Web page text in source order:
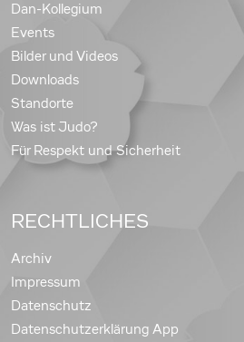
Dan-Kollegium
Events
Bilder und Videos
Downloads
Standorte
Was ist Judo?
Für Respekt und Sicherheit
RECHTLICHES
Archiv
Impressum
Datenschutz
Datenschutzerklärung App